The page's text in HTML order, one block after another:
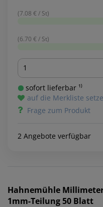
(7.08 € / St)
(6.70 € / St)
Menge
sofort lieferbar ¹⁾
auf die Merkliste
Frage zum Produkt
2 Angebote verfügbar
Hahnemühle
1mm-Teilung 50 Blatt